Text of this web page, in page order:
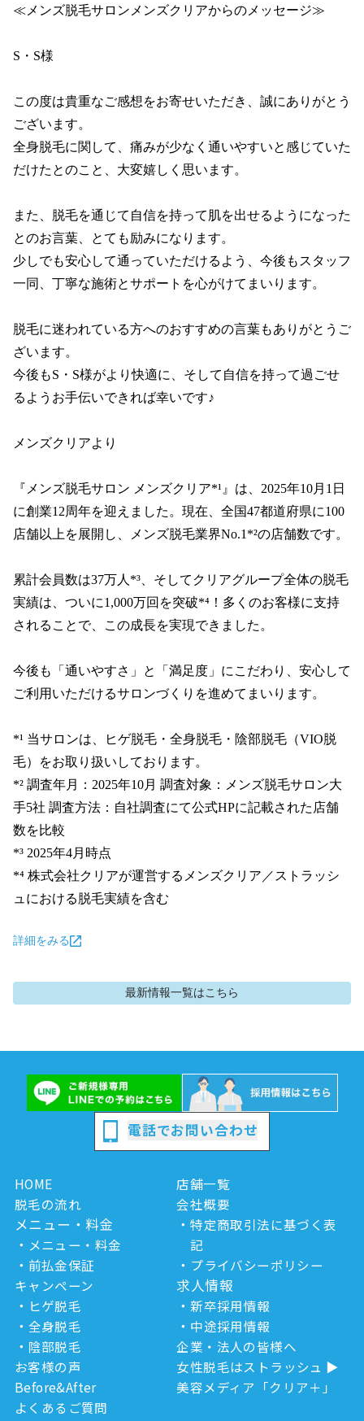
≪メンズ脱毛サロンメンズクリアからのメッセージ≫
S・S様
この度は貴重なご感想をお寄せいただき、誠にありがとう
ございます。
全身脱毛に関して、痛みが少なく通いやすいと感じていた
だけたとのこと、大変嬉しく思います。
また、脱毛を通じて自信を持って肌を出せるようになった
とのお言葉、とても励みになります。
少しでも安心して通っていただけるよう、今後もスタッフ
一同、丁寧な施術とサポートを心がけてまいります。
脱毛に迷われている方へのおすすめの言葉もありがとうご
ざいます。
今後もS・S様がより快適に、そして自信を持って過ごせ
るようお手伝いできれば幸いです♪
メンズクリアより
『メンズ脱毛サロン メンズクリア*¹』は、2025年10月1日
に創業12周年を迎えました。現在、全国47都道府県に100
店舗以上を展開し、メンズ脱毛業界No.1*²の店舗数です。
累計会員数は37万人*³、そしてクリアグループ全体の脱毛
実績は、ついに1,000万回を突破*⁴！多くのお客様に支持
されることで、この成長を実現できました。
今後も「通いやすさ」と「満足度」にこだわり、安心して
ご利用いただけるサロンづくりを進めてまいります。
*¹ 当サロンは、ヒゲ脱毛・全身脱毛・陰部脱毛（VIO脱
毛）をお取り扱いしております。
*² 調査年月：2025年10月 調査対象：メンズ脱毛サロン大
手5社 調査方法：自社調査にて公式HPに記載された店舗
数を比較
*³ 2025年4月時点
*⁴ 株式会社クリアが運営するメンズクリア／ストラッシ
ュにおける脱毛実績を含む
詳細をみる
最新情報一覧はこちら
電話でお問い合わせ
HOME
脱毛の流れ
メニュー・料金
メニュー・料金
前払金保証
キャンペーン
ヒゲ脱毛
全身脱毛
陰部脱毛
お客様の声
Before&After
よくあるご質問
店舗一覧
会社概要
特定商取引法に基づく表
記
プライバシーポリシー
求人情報
新卒採用情報
中途採用情報
企業・法人の皆様へ
女性脱毛はストラッシュ
美容メディア「クリア＋」